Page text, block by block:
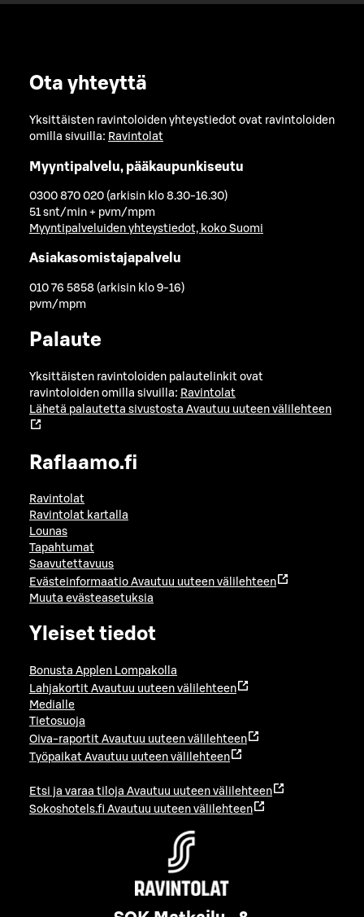
Ota yhteyttä
Yksittäisten ravintoloiden yhteystiedot ovat ravintoloiden
omilla sivuilla: Ravintolat
Myyntipalvelu, pääkaupunkiseutu
0300 870 020 (arkisin klo 8.30-16.30)
51 snt/min + pvm/mpm
Myyntipalveluiden yhteystiedot, koko Suomi
Asiakasomistajapalvelu
010 76 5858 (arkisin klo 9-16)
pvm/mpm
Palaute
Yksittäisten ravintoloiden palautelinkit ovat
ravintoloiden omilla sivuilla: Ravintolat
Lähetä palautetta sivustosta Avautuu uuteen välilehteen
Raflaamo.fi
Ravintolat
Ravintolat kartalla
Lounas
Tapahtumat
Saavutettavuus
Evästeinformaatio Avautuu uuteen välilehteen
Muuta evästeasetuksia
Yleiset tiedot
Bonusta Applen Lompakolla
Lahjakortit Avautuu uuteen välilehteen
Medialle
Tietosuoja
Oiva-raportit Avautuu uuteen välilehteen
Työpaikat Avautuu uuteen välilehteen
Etsi ja varaa tiloja Avautuu uuteen välilehteen
Sokoshotels.fi Avautuu uuteen välilehteen